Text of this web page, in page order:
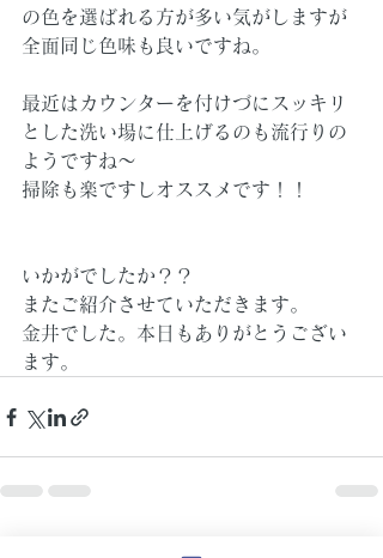
の色を選ばれる方が多い気がしますが
全面同じ色味も良いですね。
最近はカウンターを付けづにスッキリ
とした洗い場に仕上げるのも流行りの
ようですね～
掃除も楽ですしオススメです！！
いかがでしたか？？
またご紹介させていただきます。
金井でした。本日もありがとうござい
ます。